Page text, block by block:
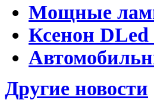
Мощные
Ксенон DLed
Другие новости